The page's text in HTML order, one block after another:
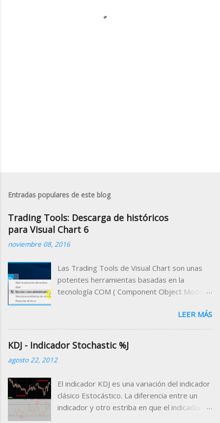
Entradas populares de este blog
Trading Tools: Descarga de históricos
para Visual Chart 6
noviembre 08, 2016
Las Trading Tools de Visual Chart son unas
potentes herramientas basadas en la
tecnología COM ( Component Object Model )
maneja desde el programa a través de
cualquier entorno de desarrollo compatible
desarrollar un programa cliente que utilice a
Visual Chart como servidor de datos,
con los datos bursátiles que proporciona
Visual Chart . El ejemplo más común de
programa cliente compatible con esta
LEER MÁS
KDJ - Indicador Stochastic %J
agosto 22, 2012
El indicador KDJ es una variación del indicador
clásico Estocástico. La diferencia entre un
indicador y otro estriba en que el indicador